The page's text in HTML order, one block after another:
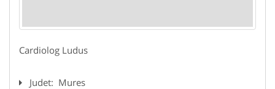
Cardiolog Ludus
Judet: Mures